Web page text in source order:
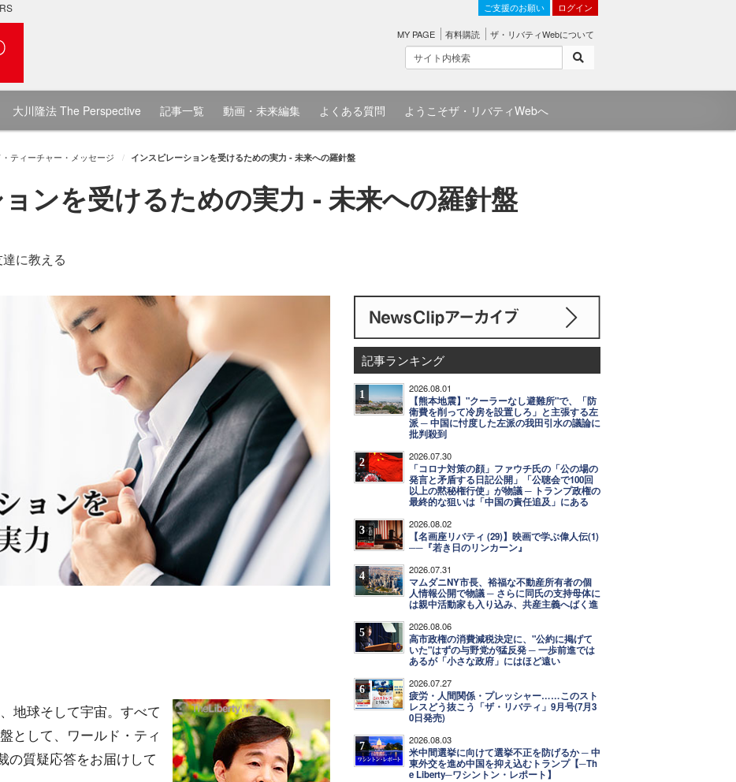
ご支援のお願い ログイン
MY PAGE 有料購読 ザ・リバティWebについて
大川隆法 The Perspective 記事一覧 動画・未来編集 よくある質問 ようこそザ・リバティWebへ
ティーチャー・メッセージ インスピレーションを受けるための実力 - 未来への羅針盤
ンを受けるための実力 - 未来への羅針盤
に教える
地球そして宇宙。すべて
として、ワールド・ティ
の質疑応答をお届けして
記事ランキング
1 2026.08.01
【熊本地震】"クーラーなし避難所"で、「防
衛費を削って冷房を設置しろ」と主張する左
派 ─ 中国に忖度した左派の我田引水の議論に
批判殺到
2 2026.07.30
「コロナ対策の顔」ファウチ氏の「公の場の
発言と矛盾する日記公開」「公聴会で100回
以上の黙秘権行使」が物議 ─ トランプ政権の
最終的な狙いは「中国の責任追及」にある
3 2026.08.02
【名画座リバティ (29)】映画で学ぶ偉人伝(1)
──『若き日のリンカーン』
4 2026.07.31
マムダニNY市長、裕福な不動産所有者の個
人情報公開で物議 ─ さらに同氏の支持母体に
は親中活動家も入り込み、共産主義へばく進
5 2026.08.06
高市政権の消費減税決定に、"公約に掲げて
いた"はずの与野党が猛反発 ─ 一歩前進では
あるが「小さな政府」にはほど遠い
6 2026.07.27
疲労・人間関係・プレッシャー……このスト
レスどう抜こう「ザ・リバティ」9月号(7月3
0日発売)
7 2026.08.03
米中間選挙に向けて選挙不正を防げるか ─ 中
東外交を進め中国を抑え込むトランプ【─Th
e Liberty─ワシントン・レポート】